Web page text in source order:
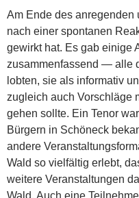
Am Ende des anregenden
nach einer spontanen
gewirkt hat. Es gab einige
zusammenfassend — alle
lobten, sie als informativ
zugleich auch Vorschläge
gehen sollte. Ein Tenor
Bürgern in Schöneck
andere
Wald so vielfältig erlebt,
weitere Veranstaltungen
Wald. Auch eine